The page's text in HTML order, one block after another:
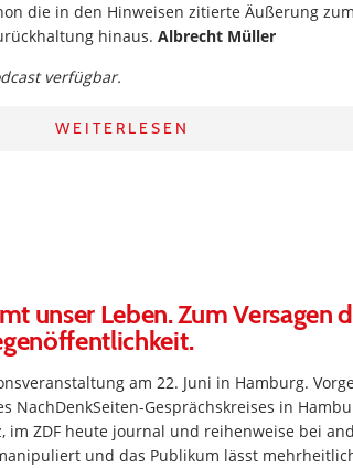
die in den Hinweisen zitierte Äußerung
hinaus. Albrecht Müller
verfügbar.
WEITERLESEN
unser Leben. Zum Versagen
am 22. Juni in Hamburg.
NachDenkSeiten-Gesprächskreises in
im ZDF heute journal und reihenweise bei
und das Publikum lässt